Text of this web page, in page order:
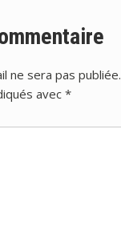
ne sera pas publiée.
avec *